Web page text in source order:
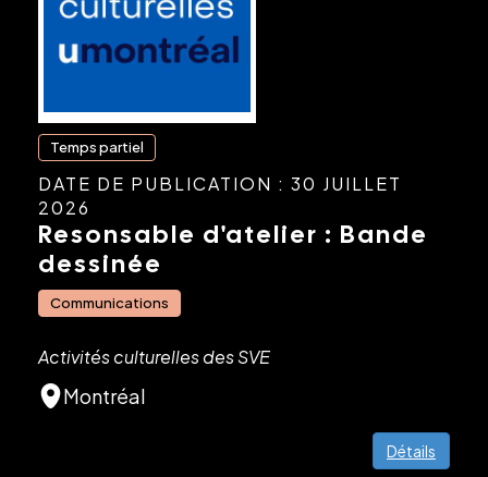
Temps partiel
DATE DE PUBLICATION : 30 JUILLET
2026
Resonsable d'atelier : Bande
dessinée
Communications
Activités culturelles des SVE
Montréal
Détails